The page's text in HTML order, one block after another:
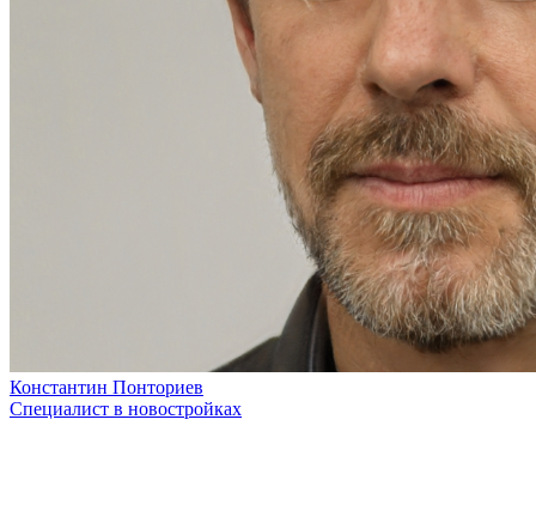
Константин Понториев
Специалист в новостройках